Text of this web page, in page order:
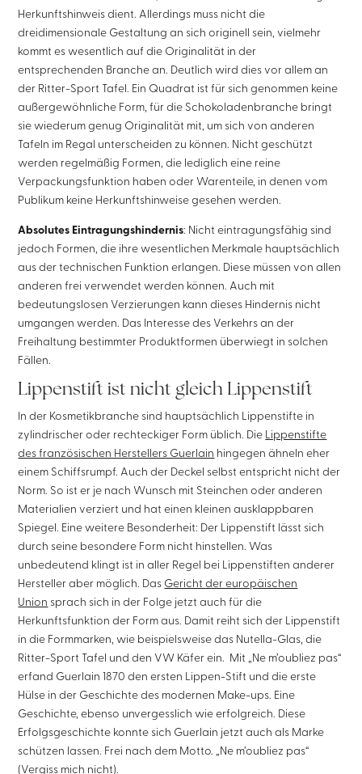
Herkunftshinweis dient. Allerdings muss nicht die
dreidimensionale Gestaltung an sich originell sein, vielmehr
kommt es wesentlich auf die Originalität in der
entsprechenden Branche an. Deutlich wird dies vor allem an
der Ritter-Sport Tafel. Ein Quadrat ist für sich genommen keine
außergewöhnliche Form, für die Schokoladenbranche bringt
sie wiederum genug Originalität mit, um sich von anderen
Tafeln im Regal unterscheiden zu können. Nicht geschützt
werden regelmäßig Formen, die lediglich eine reine
Verpackungsfunktion haben oder Warenteile, in denen vom
Publikum keine Herkunftshinweise gesehen werden.
Absolutes Eintragungshindernis: Nicht eintragungsfähig sind
jedoch Formen, die ihre wesentlichen Merkmale hauptsächlich
aus der technischen Funktion erlangen. Diese müssen von allen
anderen frei verwendet werden können. Auch mit
bedeutungslosen Verzierungen kann dieses Hindernis nicht
umgangen werden. Das Interesse des Verkehrs an der
Freihaltung bestimmter Produktformen überwiegt in solchen
Fällen.
Lippenstift ist nicht gleich Lippenstift
In der Kosmetikbranche sind hauptsächlich Lippenstifte in
zylindrischer oder rechteckiger Form üblich. Die Lippenstifte
des französischen Herstellers Guerlain hingegen ähneln eher
einem Schiffsrumpf. Auch der Deckel selbst entspricht nicht der
Norm. So ist er je nach Wunsch mit Steinchen oder anderen
Materialien verziert und hat einen kleinen ausklappbaren
Spiegel. Eine weitere Besonderheit: Der Lippenstift lässt sich
durch seine besondere Form nicht hinstellen. Was
unbedeutend klingt ist in aller Regel bei Lippenstiften anderer
Hersteller aber möglich. Das Gericht der europäischen
Union sprach sich in der Folge jetzt auch für die
Herkunftsfunktion der Form aus. Damit reiht sich der Lippenstift
in die Formmarken, wie beispielsweise das Nutella-Glas, die
Ritter-Sport Tafel und den VW Käfer ein. Mit „Ne m’oubliez pas“
erfand Guerlain 1870 den ersten Lippen-Stift und die erste
Hülse in der Geschichte des modernen Make-ups. Eine
Geschichte, ebenso unvergesslich wie erfolgreich. Diese
Erfolgsgeschichte konnte sich Guerlain jetzt auch als Marke
schützen lassen. Frei nach dem Motto. „Ne m’oubliez pas“
(Vergiss mich nicht).